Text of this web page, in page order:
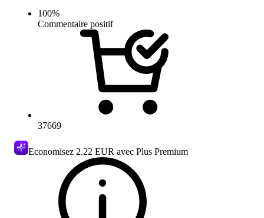
100%
Commentaire positif
37669
Economisez 2.22 EUR avec Plus Premium